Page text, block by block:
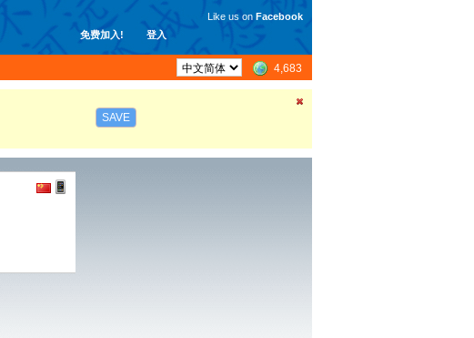
免费加入! 登入
Like us on Facebook
4,683
SAVE